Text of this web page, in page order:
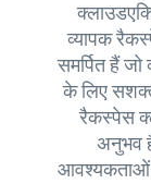
व्यापक
समर्पित हैं
के लिए
रैकस्पेस
अनुभव
आवश्यकताओं